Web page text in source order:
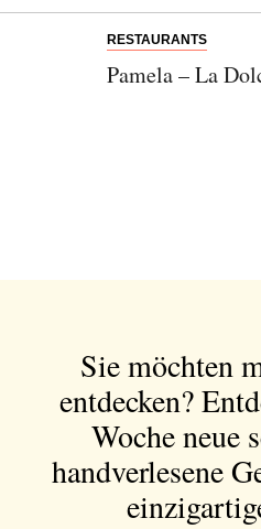
RESTAURANTS
Pamela – La
Sie möchten
entdecken?
Woche neue
handverlesene